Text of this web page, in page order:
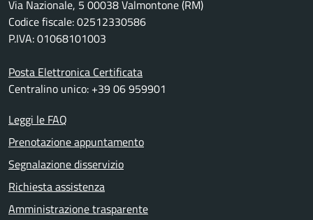
Via Nazionale, 5 00038 Valmontone (RM)
Codice fiscale: 02512330586
P.IVA: 01068101003
Posta Elettronica Certificata
Centralino unico: +39 06 959901
Leggi le FAQ
Prenotazione appuntamento
Segnalazione disservizio
Richiesta assistenza
Amministrazione trasparente